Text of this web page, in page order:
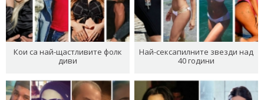
Кои са най-щастливите фолк
диви
Най-сексапилните звезди над
40 години